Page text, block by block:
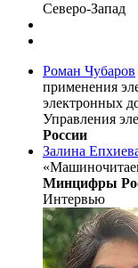
Северо-Запад
Роман Чубаров
применения
электронных
Управления
России
Залина
Минцифры
Интервью